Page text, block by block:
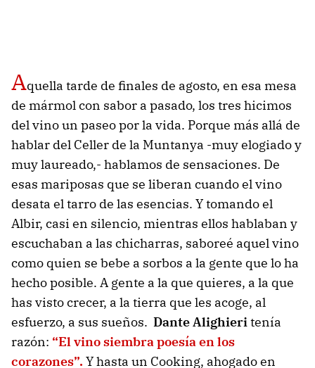
Aquella tarde de finales de agosto, en esa mesa
de mármol con sabor a pasado, los tres hicimos
del vino un paseo por la vida. Porque más allá de
hablar del Celler de la Muntanya -muy elogiado y
muy laureado,- hablamos de sensaciones. De
esas mariposas que se liberan cuando el vino
desata el tarro de las esencias. Y tomando el
Albir, casi en silencio, mientras ellos hablaban y
escuchaban a las chicharras, saboreé aquel vino
como quien se bebe a sorbos a la gente que lo ha
hecho posible. A gente a la que quieres, a la que
has visto crecer, a la tierra que les acoge, al
esfuerzo, a sus sueños. Dante Alighieritenía
razón: “El vino siembra poesía en los
corazones”. Y hasta un Cooking, ahogado en